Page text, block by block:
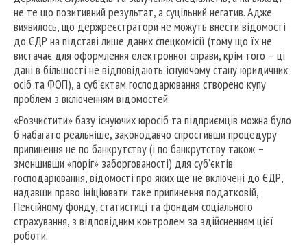
не те що позитивний результат, а суцільний негатив. Адже
виявилось, що держреєстратори не можуть внести відомості
до ЄДР на підставі лише даних спецкомісії (тому що їх не
вистачає для оформлення електронної справи, крім того – ці
дані в більшості не відповідають існуючому стану юридичних
осіб та ФОП), а суб’єктам господарювання створено купу
проблем з включенням відомостей.
«Розчистити» базу існуючих юросіб та підприємців можна було
б набагато реальніше, законодавчо спростивши процедуру
припинення не по банкрутству (і по банкрутству також –
зменшивши «поріг» заборгованості) для суб’єктів
господарювання, відомості про яких ще не включені до ЄДР,
надавши право ініціювати таке припинення податковій,
Пенсійному фонду, статистиці та фондам соціального
страхування, з відповідним контролем за здійсненням цієї
роботи.